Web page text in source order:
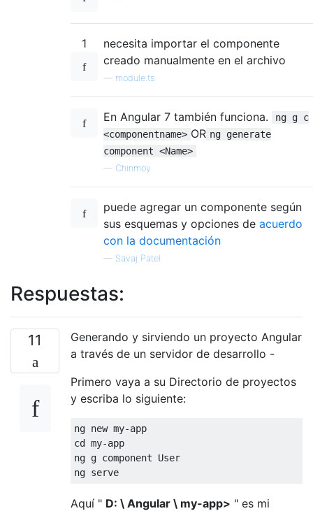
1
necesita importar el componente
creado manualmente en el archivo
module.ts
En Angular 7 también funciona.
ng g c
<componentname> OR ng generate
component <Name>
— Chinmoy
puede agregar un componente según
sus esquemas y opciones de acuerdo
con la documentación
— Savaj Patel
Respuestas:
11
Generando y sirviendo un proyecto Angular
a través de un servidor de desarrollo -
Primero vaya a su Directorio de proyectos
y escriba lo siguiente:
ng new my-app
cd my-app
ng g component User
Aquí " D: \ Angular \ my-app> " es mi